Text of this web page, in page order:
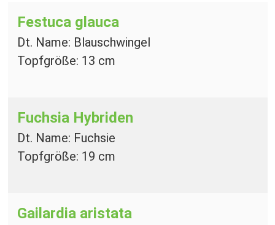
Festuca glauca
Dt. Name: Blauschwingel
Topfgröße: 13 cm
Fuchsia Hybriden
Dt. Name: Fuchsie
Topfgröße: 19 cm
Gailardia aristata